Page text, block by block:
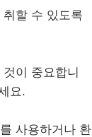
할 수 있도록
이 중요합니
요.
사용하거나 환